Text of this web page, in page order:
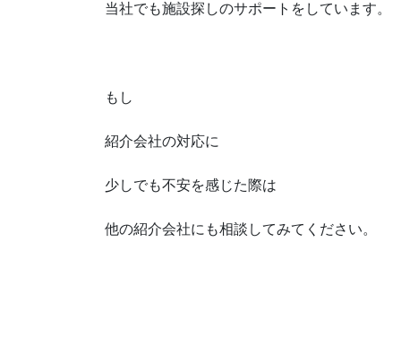
当社でも施設探しのサポートをしています。
もし
紹介会社の対応に
少しでも不安を感じた際は
他の紹介会社にも相談してみてください。